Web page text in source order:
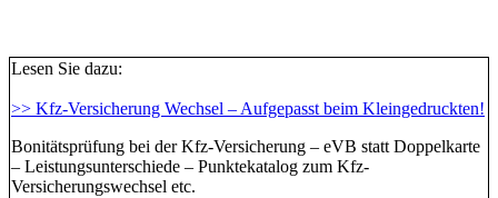
Lesen Sie dazu:
>> Kfz-Versicherung Wechsel – Aufgepasst beim Kleingedruckten!
Bonitätsprüfung bei der Kfz-Versicherung – eVB statt Doppelkarte
– Leistungsunterschiede – Punktekatalog zum Kfz-
Versicherungswechsel etc.